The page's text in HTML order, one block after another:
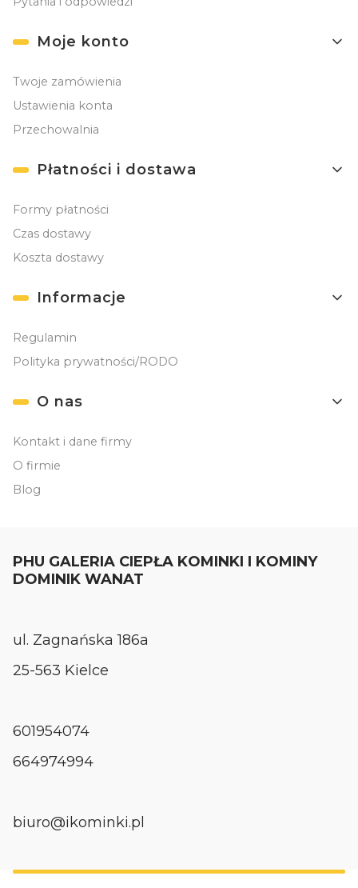
Moje konto
Twoje zamówienia
Ustawienia konta
Przechowalnia
Płatności i dostawa
Formy płatności
Czas dostawy
Koszta dostawy
Informacje
Regulamin
Polityka prywatności/RODO
O nas
Kontakt i dane firmy
O firmie
Blog
PHU GALERIA CIEPŁA KOMINKI I KOMINY
DOMINIK WANAT
ul. Zagnańska 186a
25-563 Kielce
601954074
664974994
biuro@ikominki.pl